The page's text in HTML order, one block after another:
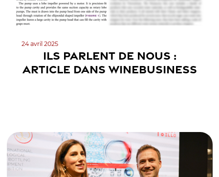
24 avril 2025
ILS PARLENT DE NOUS :
ARTICLE DANS WINEBUSINESS